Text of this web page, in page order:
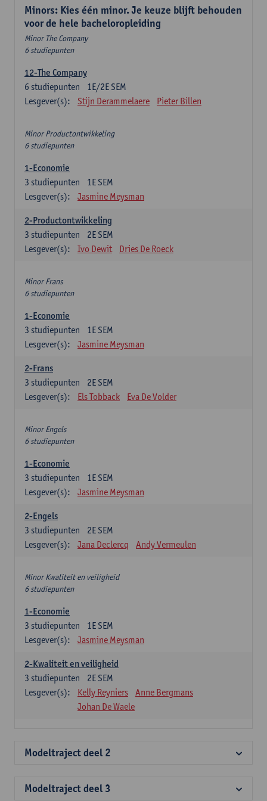
Minors: Kies één minor. Je keuze blijft behouden
voor de hele bacheloropleiding
Minor The Company
6 studiepunten
12-The Company
1E/2E SEM
6 studiepunten
Lesgever(s):
Stijn Derammelaere Pieter Billen
Minor Productontwikkeling
6 studiepunten
1-Economie
1E SEM
3 studiepunten
Lesgever(s):
Jasmine Meysman
2-Productontwikkeling
2E SEM
3 studiepunten
Lesgever(s):
Ivo Dewit Dries De Roeck
Minor Frans
6 studiepunten
1-Economie
1E SEM
3 studiepunten
Lesgever(s):
Jasmine Meysman
2-Frans
2E SEM
3 studiepunten
Lesgever(s):
Els Tobback Eva De Volder
Minor Engels
6 studiepunten
1-Economie
1E SEM
3 studiepunten
Lesgever(s):
Jasmine Meysman
2-Engels
2E SEM
3 studiepunten
Lesgever(s):
Jana Declercq Andy Vermeulen
Minor Kwaliteit en veiligheid
6 studiepunten
1-Economie
1E SEM
3 studiepunten
Lesgever(s):
Jasmine Meysman
2-Kwaliteit en veiligheid
2E SEM
3 studiepunten
Lesgever(s):
Kelly Reyniers
Anne Bergmans
Johan De Waele
Modeltraject deel 2
Modeltraject deel 3